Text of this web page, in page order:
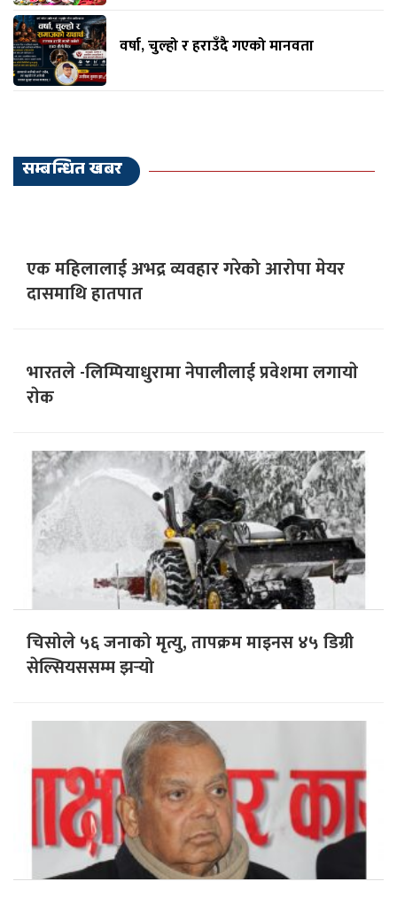
वर्षा, चुल्हो र हराउँदै गएको मानवता
सम्बन्धित खबर
एक महिलालाई अभद्र व्यवहार गरेको आरोपा मेयर
दासमाथि हातपात
भारतले -लिम्पियाधुरामा नेपालीलाई प्रवेशमा लगायाे
राेक
चिसोले ५६ जनाको मृत्यु, तापक्रम माइनस ४५ डिग्री
सेल्सियससम्म झर्‍यो